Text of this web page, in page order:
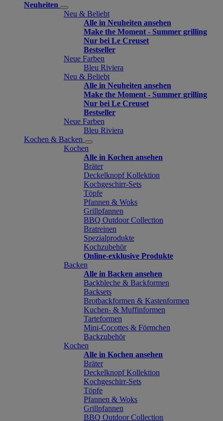
Neuheiten
Neu & Beliebt
Alle in Neuheiten ansehen
Make the Moment - Summer grilling
Nur bei Le Creuset
Bestseller
Neue Farben
Bleu Riviera
Neu & Beliebt
Alle in Neuheiten ansehen
Make the Moment - Summer grilling
Nur bei Le Creuset
Bestseller
Neue Farben
Bleu Riviera
Kochen & Backen
Kochen
Alle in Kochen ansehen
Bräter
Deckelknopf Kollektion
Kochgeschirr-Sets
Töpfe
Pfannen & Woks
Grillpfannen
BBQ Outdoor Collection
Bratreinen
Spezialprodukte
Kochzubehör
Online-exklusive Produkte
Backen
Alle in Backen ansehen
Backbleche & Backformen
Backsets
Brotbackformen & Kastenformen
Kuchen- & Muffinformen
Tarteformen
Mini-Cocottes & Förmchen
Backzubehör
Kochen
Alle in Kochen ansehen
Bräter
Deckelknopf Kollektion
Kochgeschirr-Sets
Töpfe
Pfannen & Woks
Grillpfannen
BBQ Outdoor Collection